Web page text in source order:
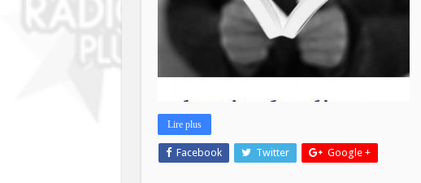
Lire plus
Facebook Twitter Google +